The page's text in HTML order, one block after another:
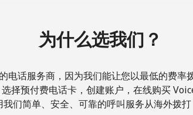
加入
为什么选我们？
电话服务商，因为我们能让您以最低的费率
择预付费电话卡，创建账户，在线购买
我们简单、安全、可靠的呼叫服务从海外拨打